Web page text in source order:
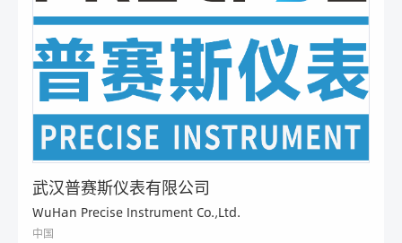
武汉普赛斯仪表有限公司
WuHan Precise Instrument Co.,Ltd.
中国